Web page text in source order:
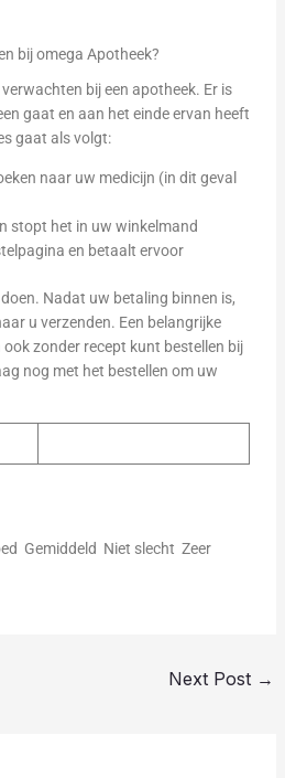
bij omega Apotheek?
bij een apotheek. Er is
gaat en aan het einde ervan heeft
gaat als volgt:
naar uw medicijn (in dit geval
stopt het in uw winkelmand
en betaalt ervoor
Nadat uw betaling binnen is,
u verzenden. Een belangrijke
zonder recept kunt bestellen bij
nog met het bestellen om uw
Gemiddeld Niet slecht Zeer
Next Post →